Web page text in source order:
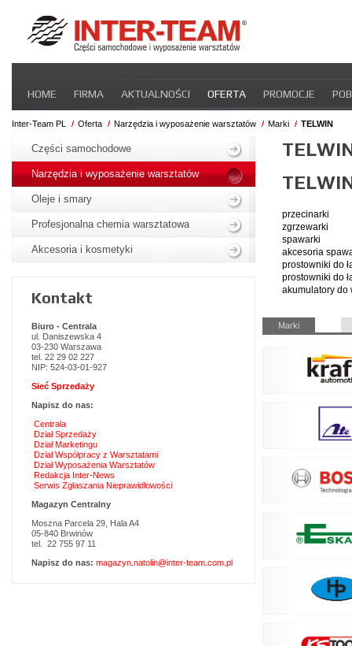
nawigacje
HOME FIRMA AKTUALNOŚCI OFERTA PROMOCJE
STREFA DLA PRZEWOŹNIKA CERTYFIKATY INTER-NEWS
Inter-Team PL Oferta Narzędzia i wyposażenie warsztatów Marki TELWIN
przecinarki
zgrzewarki
spawarki
akcesoria
prostowniki do
prostowniki do
akumulatory do
Pomiń
nawigacje
Marki
nawigacje
Części samochodowe
Narzędzia i wyposażenie warsztatów
Oleje i smary
Profesjonalna chemia warsztatowa
Akcesoria i kosmetyki
Kontakt
Biuro - Centrala
ul. Daniszewska 4
03-230 Warszawa
tel. 22 29 02 227
NIP: 524-03-01-927
Sieć Sprzedaży
Napisz do nas:
Centrala
Dział Sprzedaży
Dział Marketingu
Dział Współpracy z Warsztatami
Dział Wyposażenia Warsztatów
Redakcja Inter-News
Serwis Zgłaszania Nieprawidłowości
Magazyn Centralny
Moszna Parcela 29, Hala A4
05-840 Brwinów
tel. 22 755 97 11
Napisz do nas: magazyn.natolin@inter-team.com.pl